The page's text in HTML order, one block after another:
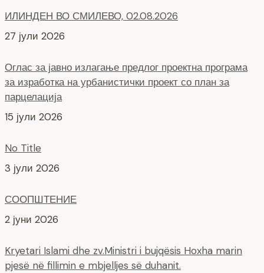
ИЛИНДЕН ВО СМИЛЕВО, 02.08.2026
27 јули 2026
Оглас за јавно излагање предлог проектна програма
за изработка на урбанистички проект со план за
парцелација
15 јули 2026
No Title
3 јули 2026
СООПШТЕНИЕ
2 јуни 2026
Kryetari Islami dhe zv.Ministri i bujqësis Hoxha marin
pjesë në fillimin e mbjelljes së duhanit.